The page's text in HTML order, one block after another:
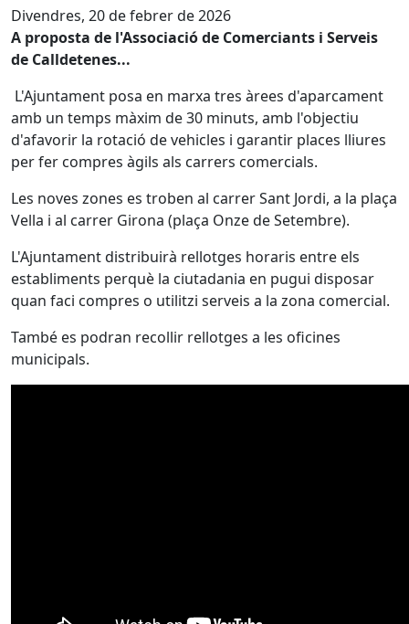
Divendres, 20 de febrer de 2026
A proposta de l'Associació de Comerciants i Serveis
de Calldetenes...
L'Ajuntament posa en marxa tres àrees d'aparcament
amb un temps màxim de 30 minuts, amb l'objectiu
d'afavorir la rotació de vehicles i garantir places lliures
per fer compres àgils als carrers comercials.
Les noves zones es troben al carrer Sant Jordi, a la plaça
Vella i al carrer Girona (plaça Onze de Setembre).
L'Ajuntament distribuirà rellotges horaris entre els
establiments perquè la ciutadania en pugui disposar
quan faci compres o utilitzi serveis a la zona comercial.
També es podran recollir rellotges a les oficines
municipals.